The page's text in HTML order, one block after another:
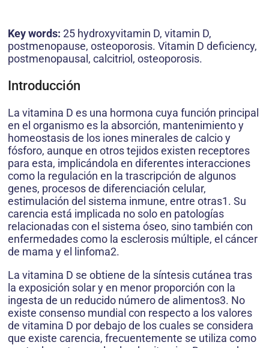
Key words: 25 hydroxyvitamin D, vitamin D,
postmenopause, osteoporosis. Vitamin D deficiency,
postmenopausal, calcitriol, osteoporosis.
Introducción
La vitamina D es una hormona cuya función principal
en el organismo es la absorción, mantenimiento y
homeostasis de los iones minerales de calcio y
fósforo, aunque en otros tejidos existen receptores
para esta, implicándola en diferentes interacciones
como la regulación en la trascripción de algunos
genes, procesos de diferenciación celular,
estimulación del sistema inmune, entre otras1. Su
carencia está implicada no solo en patologías
relacionadas con el sistema óseo, sino también con
enfermedades como la esclerosis múltiple, el cáncer
de mama y el linfoma2.
La vitamina D se obtiene de la síntesis cutánea tras
la exposición solar y en menor proporción con la
ingesta de un reducido número de alimentos3. No
existe consenso mundial con respecto a los valores
de vitamina D por debajo de los cuales se considera
que existe carencia, frecuentemente se utiliza como